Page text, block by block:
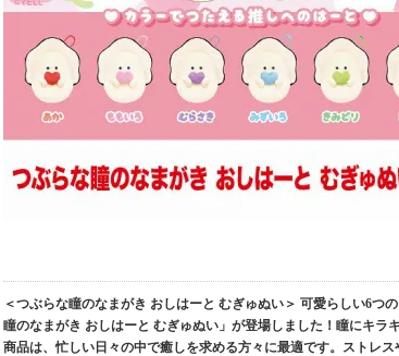
＜つぶらな瞳のなまがき おしはーと むぎゅぬい＞ 可愛らしい6つ
瞳のなまがき おしはーと むぎゅぬい」が登場しました！瞳にキ
商品は、忙しい日々の中で癒しを求める方々に最適です。ストレ